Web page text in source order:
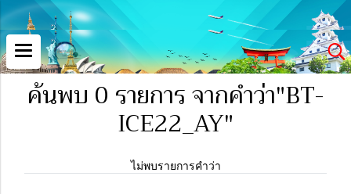
ค้นพบ 0 รายการ จากคำว่า"BT-
ICE22_AY"
ไม่พบรายการคำว่า